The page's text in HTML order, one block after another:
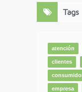
Tags
atención
clientes
empresa